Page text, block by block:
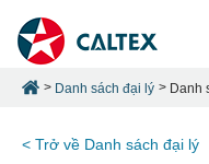
Danh sách đại lý Danh
< Trở về Danh sách đại lý